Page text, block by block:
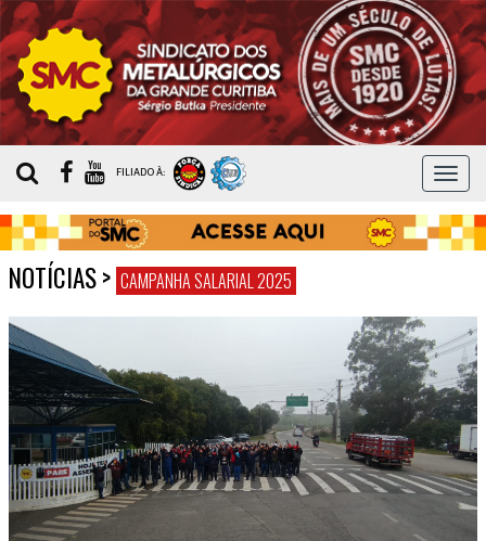
MENU
FILIADO À:
NOTÍCIAS> CAMPANHA SALARIAL 2025